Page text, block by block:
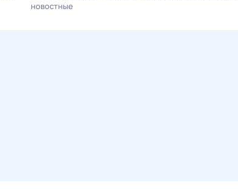
новостные